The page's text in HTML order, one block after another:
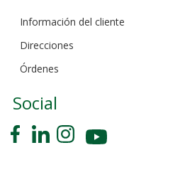
Información del cliente
Direcciones
Órdenes
Social